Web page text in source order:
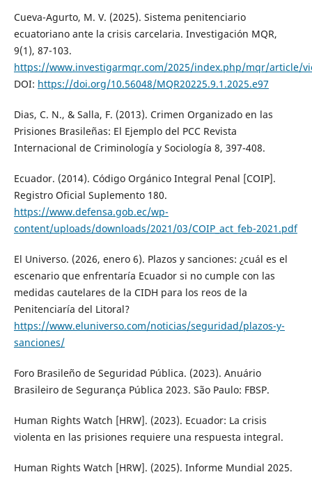
Cueva-Agurto, M. V. (2025). Sistema penitenciario
ecuatoriano ante la crisis carcelaria. Investigación MQR,
9(1), 87-103.
https://www.investigarmqr.com/2025/index.php/mqr/article/
DOI: https://doi.org/10.56048/MQR20225.9.1.2025.e97
Dias, C. N., & Salla, F. (2013). Crimen Organizado en las
Prisiones Brasileñas: El Ejemplo del PCC Revista
Internacional de Criminología y Sociología 8, 397-408.
Ecuador. (2014). Código Orgánico Integral Penal [COIP].
Registro Oficial Suplemento 180.
https://www.defensa.gob.ec/wp-
content/uploads/downloads/2021/03/COIP_act_feb-2021.pdf
El Universo. (2026, enero 6). Plazos y sanciones: ¿cuál es el
escenario que enfrentaría Ecuador si no cumple con las
medidas cautelares de la CIDH para los reos de la
Penitenciaría del Litoral?
https://www.eluniverso.com/noticias/seguridad/plazos-y-
sanciones/
Foro Brasileño de Seguridad Pública. (2023). Anuário
Brasileiro de Segurança Pública 2023. São Paulo: FBSP.
Human Rights Watch [HRW]. (2023). Ecuador: La crisis
violenta en las prisiones requiere una respuesta integral.
Human Rights Watch [HRW]. (2025). Informe Mundial 2025.